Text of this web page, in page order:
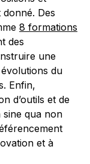
Des
8 formations
des
une
du
Enfin,
d’outils et de
qua non
et à